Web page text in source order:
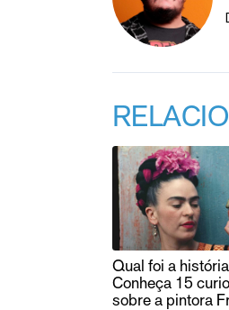
Qual foi a
Conheça 15
sobre a pintora